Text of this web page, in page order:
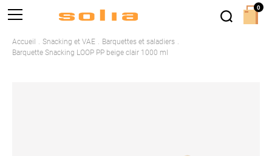
Accueil Snacking et VAE
Barquettes et saladiers
Barquette Snacking LOOP PP beige clair 1000 ml
0